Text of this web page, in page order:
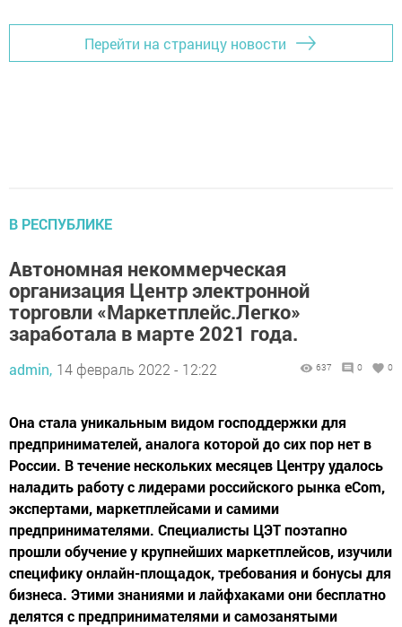
Перейти на страницу новости
В РЕСПУБЛИКЕ
Автономная некоммерческая
организация Центр электронной
торговли «Маркетплейс.Легко»
заработала в марте 2021 года.
admin, 14 февраль 2022 - 12:22 637 0 0
Она стала уникальным видом господдержки для
предпринимателей, аналога которой до сих пор нет в
России. В течение нескольких месяцев Центру удалось
наладить работу с лидерами российского рынка eCom,
экспертами, маркетплейсами и самими
предпринимателями. Специалисты ЦЭТ поэтапно
прошли обучение у крупнейших маркетплейсов, изучили
специфику онлайн-площадок, требования и бонусы для
бизнеса. Этими знаниями и лайфхаками они бесплатно
делятся с предпринимателями и самозанятыми